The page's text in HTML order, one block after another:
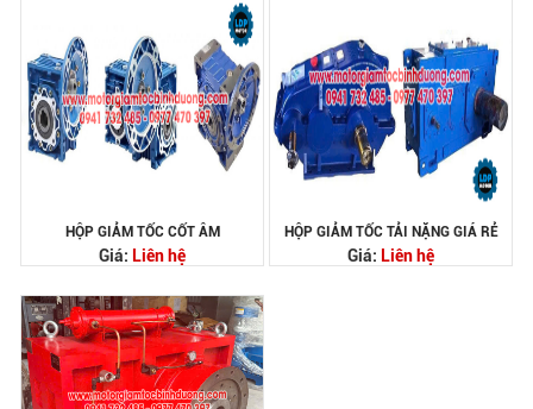
HỘP GIẢM TỐC CỐT ÂM
Giá: Liên hệ
HỘP GIẢM TỐC TẢI NẶNG GIÁ RẺ
Giá: Liên hệ